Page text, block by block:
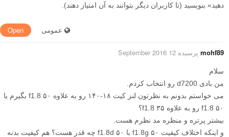
دهید» بنویسید (تا کاربران دیگر بتوانند به آن امتیاز دهند).
Open عمومی
mohf89 پرسیده 12 September 2016
سلام
من بادی d7200 رو انتخاب کردم.
می خواستم بدونم به نظرتون لنز کیت ۱۸-۱۴۰ رو به علاوه ۵۰ f1.8 بگیرم یا
۵۰ f1.8 رو به علاوه ۳۵ f1.8؟
بیشتر پرتره و منظره مد نظرم هست.
و اینکه اختلاف کیفیت ۵۰ f1.8g با ۵۰ f1.8d چه قدر هست؟ هم کیفیت بدنه